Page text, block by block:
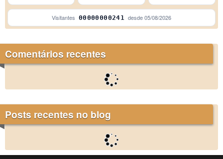
Visitantes 00000000241 desde05/08/2026
Comentários recentes
Posts recentes no blog